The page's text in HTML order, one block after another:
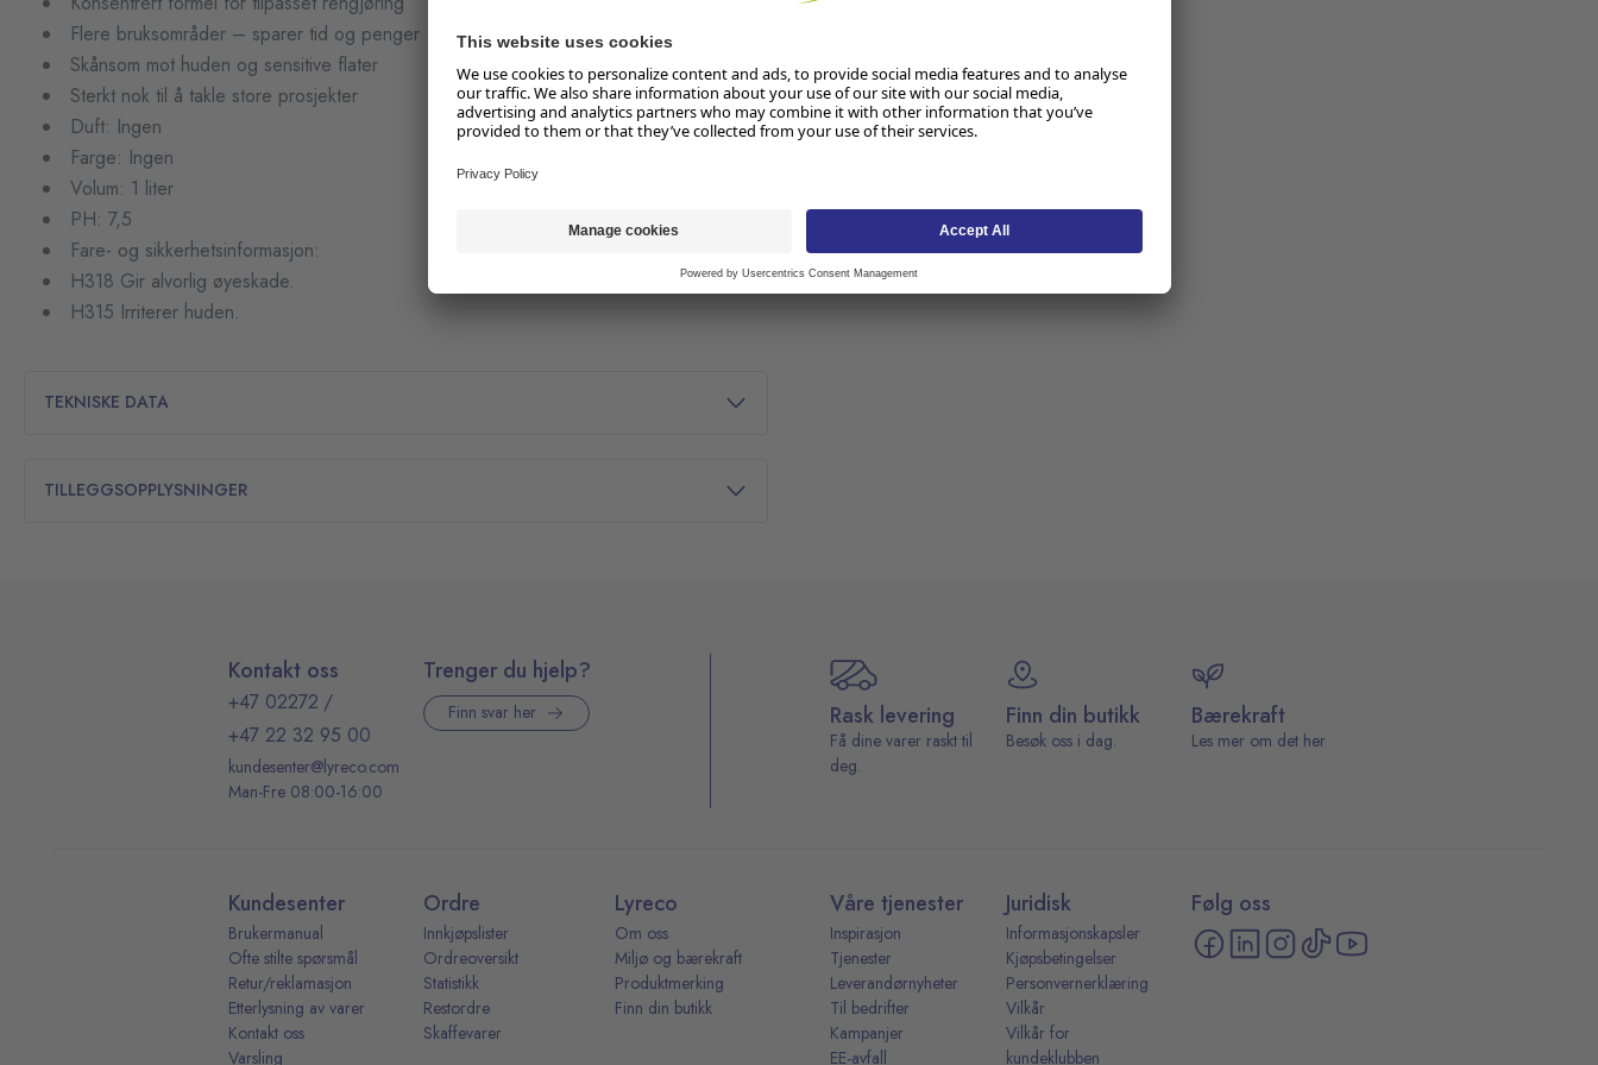
Flere bruksområder – sparer tid og penger
Skånsom mot huden og sensitive flater
Sterkt nok til å takle store prosjekter
Duft: Ingen
Farge: Ingen
Volum: 1 liter
PH: 7,5
Fare- og sikkerhetsinformasjon:
H318 Gir alvorlig øyeskade.
H315 Irriterer huden.
TEKNISKE DATA
TILLEGGSOPPLYSNINGER
Kontakt oss
+47 02272 /
+47 22 32 95 00
kundesenter@lyreco.com
Man-Fre 08:00-16:00
Trenger du hjelp?
Finn svar her Rask levering
Få dine varer raskt til
deg.
Finn din butikk
Besøk oss i dag.
Bærekraft
Les mer om det her
Kundesenter
Brukermanual
Ofte stilte spørsmål
Retur/reklamasjon
Etterlysning av varer
Kontakt oss
Varsling
Ordre
Innkjøpslister
Ordreoversikt
Statistikk
Restordre
Skaffevarer
Lyreco
Om oss
Miljø og bærekraft
Produktmerking
Finn din butikk
Våre tjenester
Inspirasjon
Tjenester
Leverandørnyheter
Til bedrifter
Kampanjer
EE-avfall
Juridisk
Informasjonskapsler
Kjøpsbetingelser
Personvernerklæring
Vilkår
Vilkår for
kundeklubben
Følg oss